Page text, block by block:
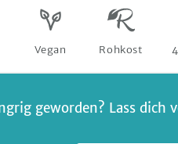
Vegan Rohkost
geworden? Lass